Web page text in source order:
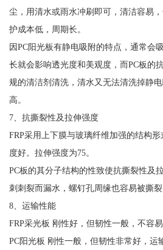
尘，用清水或雨水冲刷即可，清洁容易
护成本低，周期长。
因PC阳光板有静电吸附的特点，通常会
长就会影响透光度和美观度，而PC板的
规的清洁剂清洗，清水又无法清洗掉静
高。
7、抗撕裂性及拉伸强度
FRP采用上下膜与玻璃纤维加强的结构
度好。拉伸强度为75。
PC板的其分子结构的性致使抗撕裂性及
刺刺裂而漏水，螺钉孔周缘也容易被撕裂
8、运输性能
FRP采光板 刚性好，但韧性一般，不容
PC阳光板 刚性一般，但韧性非常好，运